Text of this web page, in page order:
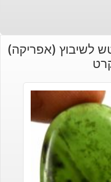
לשיבוץ (אפריקה)